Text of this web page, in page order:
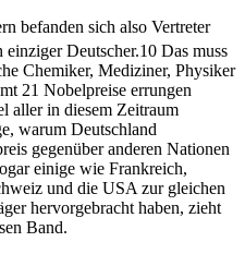
befanden sich also Vertreter
einziger Deutscher.10 Das muss
Chemiker, Mediziner, Physiker
21 Nobelpreise errungen
aller in diesem Zeitraum
warum Deutschland
gegenüber anderen Nationen
einige wie Frankreich,
und die USA zur gleichen
hervorgebracht haben, zieht
Band.